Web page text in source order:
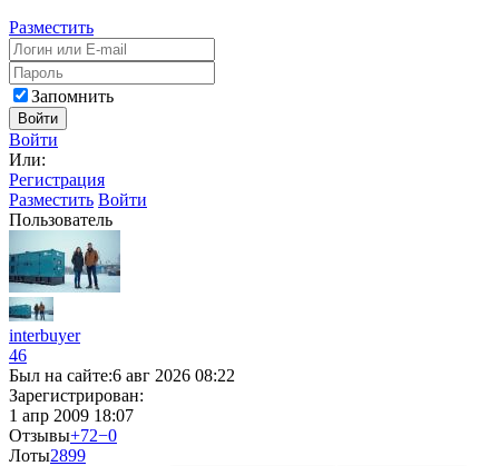
Разместить
Запомнить
Войти
Войти
Или:
Регистрация
Разместить Войти
Пользователь
interbuyer
46
Был на сайте:6 авг 2026 08:22
Зарегистрирован:
1 апр 2009 18:07
Отзывы+72−0
Лоты2899